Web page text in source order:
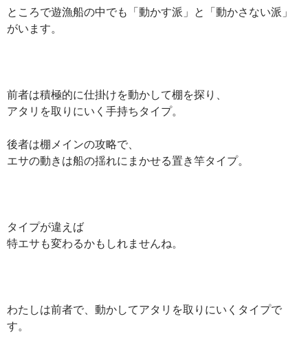
ところで遊漁船の中でも「動かす派」と「動かさない派」
がいます。
前者は積極的に仕掛けを動かして棚を探り、
アタリを取りにいく手持ちタイプ。
後者は棚メインの攻略で、
エサの動きは船の揺れにまかせる置き竿タイプ。
タイプが違えば
特エサも変わるかもしれませんね。
わたしは前者で、動かしてアタリを取りにいくタイプで
す。